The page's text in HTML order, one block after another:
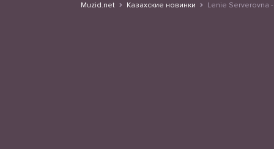
Muzid.net Казахские новинки Lenie Serverovna